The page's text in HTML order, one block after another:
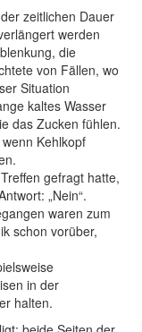
zeitlichen Dauer
werden
die
von Fällen, wo
Situation
kaltes Wasser
das Zucken fühlen.
Kehlkopf
gefragt hatte,
„Nein“.
waren zum
schon vorüber,
in der
halten.